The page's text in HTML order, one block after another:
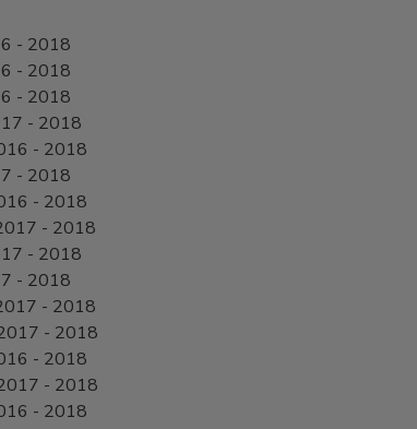
- 2018
- 2018
- 2018
- 2018
- 2018
- 2018
- 2018
- 2018
- 2018
- 2018
- 2018
- 2018
- 2018
- 2018
- 2018